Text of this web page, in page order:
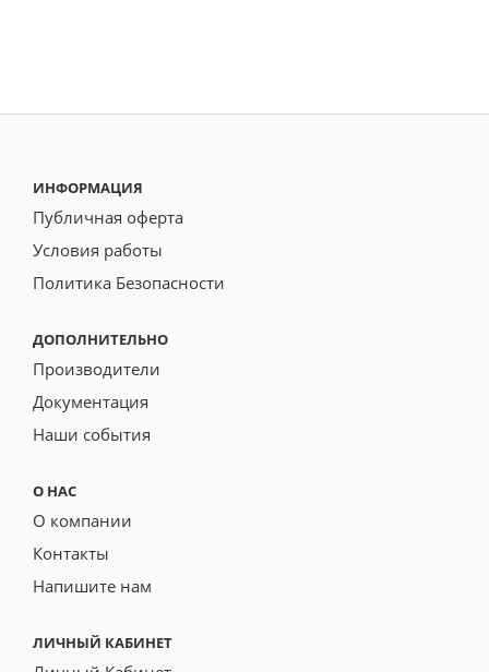
ИНФОРМАЦИЯ
Публичная оферта
Условия работы
Политика Безопасности
ДОПОЛНИТЕЛЬНО
Производители
Документация
Наши события
О НАС
О компании
Контакты
Напишите нам
ЛИЧНЫЙ КАБИНЕТ